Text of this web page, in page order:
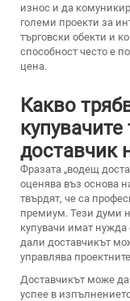
износ и да
големи проекти за
търговски обекти и
способност често е
цена.
Какво
доставчик
Фразата „водещ
оценява въз основа
твърдят, че са
премиум. Тези думи
купувачи имат нужда
дали доставчикът
управлява
Доставчикът може
успее в